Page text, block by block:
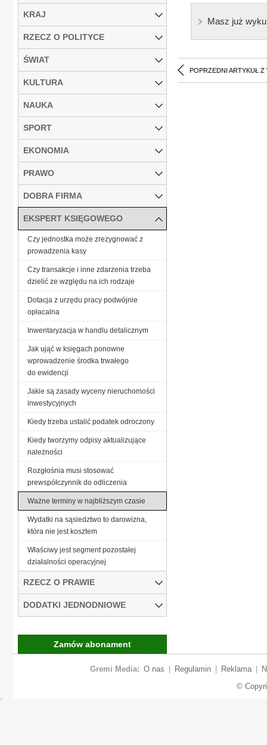
Masz już
POPRZEDNI ARTYKUŁ Z
KRAJ
RZECZ O POLITYCE
ŚWIAT
KULTURA
NAUKA
SPORT
EKONOMIA
PRAWO
DOBRA FIRMA
EKSPERT KSIĘGOWEGO
Czy jednostka może zrezygnować z
prowadzenia kasy
Czy transakcje i inne zdarzenia trzeba
dzielić ze względu na ich rodzaje
Dotacja z urzędu pracy podwójnie
opłacalna
Inwentaryzacja w handlu detalicznym
Jak ująć w księgach ponowne
wprowadzenie środka trwałego
do ewidencji
Jakie są zasady wyceny nieruchomości
inwestycyjnych
Kiedy trzeba ustalić podatek odroczony
Kiedy tworzymy odpisy aktualizujące
należności
Rozgłośnia musi stosować
prewspółczynnik do odliczenia
Ważne terminy w najbliższym czasie
Wydatki na sąsiedztwo to darowizna,
która nie jest kosztem
Właściwy jest segment pozostałej
działalności operacyjnej
RZECZ O PRAWIE
DODATKI JEDNODNIOWE
Zamów abonament
Gremi Media: O nas Regulamin Reklama
©